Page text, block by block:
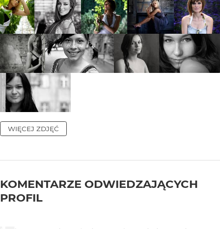
WIĘCEJ ZDJĘĆ
KOMENTARZE ODWIEDZAJĄCYCH
PROFIL